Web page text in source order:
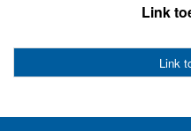
Link
Link